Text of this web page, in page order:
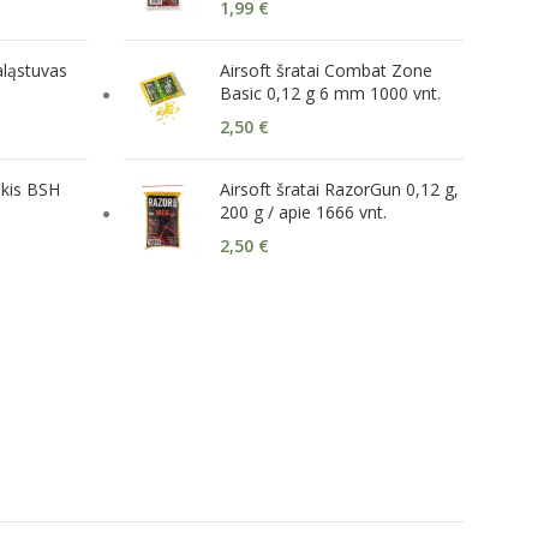
BSH
1,99 €
Airsoft šratai Combat Zone
Basic 0,12 g 6 mm 1000 vnt.
2,50 €
Airsoft šratai RazorGun 0,12 g,
200 g / apie 1666 vnt.
2,50 €